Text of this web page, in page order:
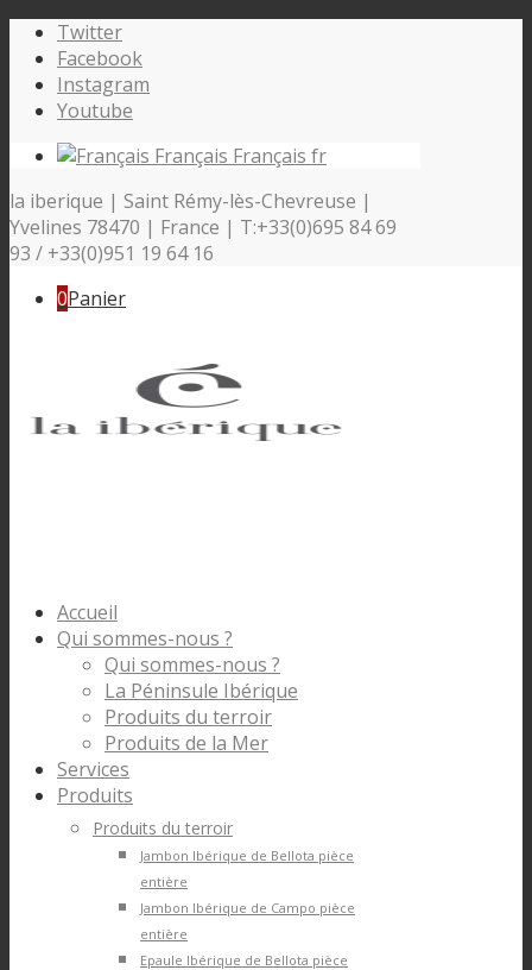
Twitter
Facebook
Instagram
Youtube
Français Français fr
la iberique | Saint Rémy-lès-Chevreuse |
Yvelines 78470 | France | T:+33(0)695 84 69
93 / +33(0)951 19 64 16
0Panier
Accueil
Qui sommes-nous ?
Qui sommes-nous ?
La Péninsule Ibérique
Produits du terroir
Produits de la Mer
Services
Produits
Produits du terroir
Jambon Ibérique de Bellota pièce
entière
Jambon Ibérique de Campo pièce
entière
Epaule Ibérique de Bellota pièce